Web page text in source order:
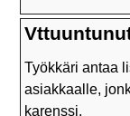
Työkkäri antaa
asiakkaalle,
karenssi.